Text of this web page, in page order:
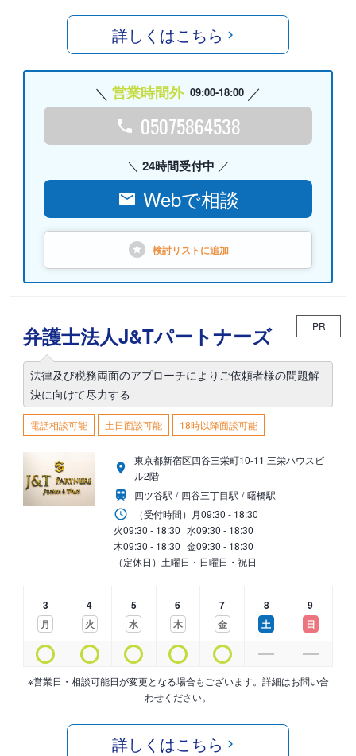
詳しくはこちら
営業時間外 09:00-18:00
05075864538
24時間受付中
Webで相談
検討リストに追加
弁護士法人J&Tパートナーズ PR
法律及び税務両面のアプローチによりご依頼者様の問題解
決に向けて尽力する
電話相談可能 土日面談可能 18時以降面談可能
東京都新宿区四谷三栄町10-11 三栄ハウスビ
ル2階
四ツ谷駅
四谷三丁目駅
曙橋駅
（受付時間） 月09:30 - 18:30
火09:30 - 18:30 水09:30 - 18:30
木09:30 - 18:30 金09:30 - 18:30
（定休日）土曜日・日曜日・祝日
3
月
4
火
5
水
6
木
7
金
8
土
9
日
※営業日・相談可能日が変更となる場合もございます。詳細はお問い合
わせください。
詳しくはこちら